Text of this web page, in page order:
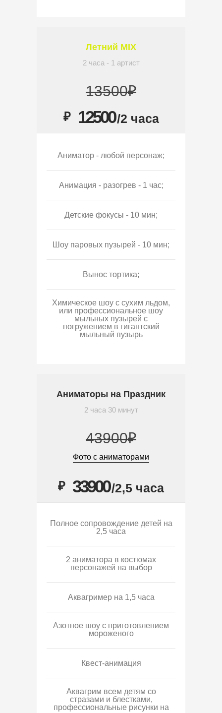
Летний MIX
2 часа - 1 артист
13500₽
₽ 12500/2 часа
Аниматор - любой персонаж;
Анимация - разогрев - 1 час;
Детские фокусы - 10 мин;
Шоу паровых пузырей - 10 мин;
Вынос тортика;
Химическое шоу с сухим льдом,
или профессиональное шоу
мыльных пузырей с
погружением в гигантский
мыльный пузырь
Аниматоры на Праздник
2 часа 30 минут
43900₽
Фото с аниматорами
₽ 33900/2,5 часа
Полное сопровождение детей на
2,5 часа
2 аниматора в костюмах
персонажей на выбор
Аквагример на 1,5 часа
Азотное шоу с приготовлением
мороженого
Квест-анимация
Аквагрим всем детям со
стразами и блестками,
профессиональные рисунки на